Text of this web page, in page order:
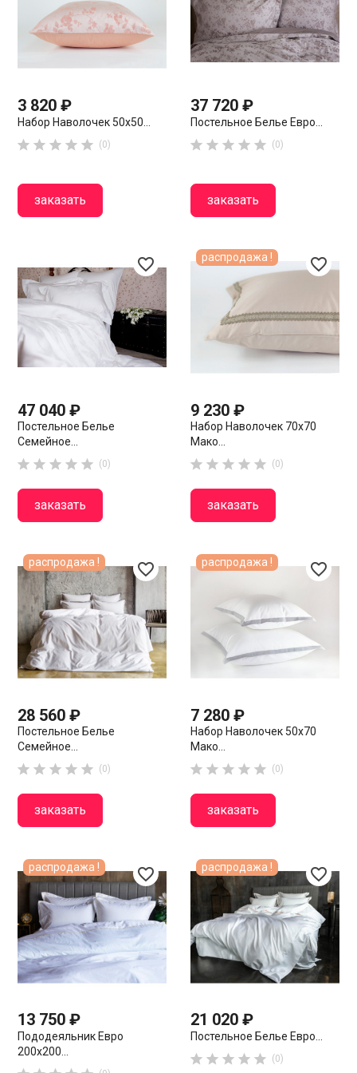
3 820 ₽
Набор Наволочек 50х50...
     (0)
заказать
37 720 ₽
Постельное Белье Евро...
     (0)
заказать
favorite_border
47 040 ₽
Постельное Белье
Семейное...
     (0)
заказать
favorite_border
9 230 ₽
Набор Наволочек 70х70
Мако...
     (0)
заказать
распродажа !
favorite_border
28 560 ₽
Постельное Белье
Семейное...
     (0)
заказать
распродажа ! favorite_border
7 280 ₽
Набор Наволочек 50х70
Мако...
     (0)
заказать
распродажа !
favorite_border
13 750 ₽
Пододеяльник Евро
200х200...
распродажа ! favorite_border
21 020 ₽
Постельное Белье Евро...
     (0)
распродажа !